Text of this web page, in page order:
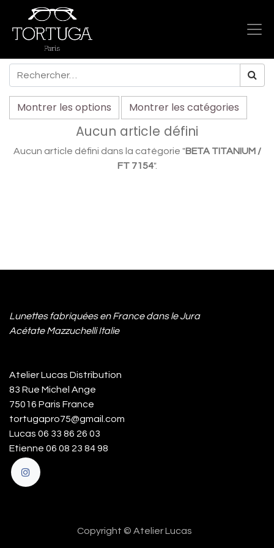
Montrer les options Montrer les catégories
Aucun article défini
Aucun article défini dans la catégorie "BETA TITANIUM /
FT 7154".
Lunettes fabriquées en France dans le Jura
Acétate Mazzuchelli Italie
Atelier Lucas Distribution
83 Rue Michel Ange
75016 Paris France
tortugapro75@gmail.com
Lucas 06 33 86 26 03
Etienne 06 08 23 84 98
Copyright © Atelier Lucas